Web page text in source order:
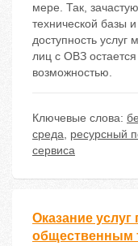
мере. Так,
технической базы
доступность услуг
лиц с ОВЗ
возможностью.
Ключевые слова:
среда, ресурсный
сервиса
Оказание услуг
общественным